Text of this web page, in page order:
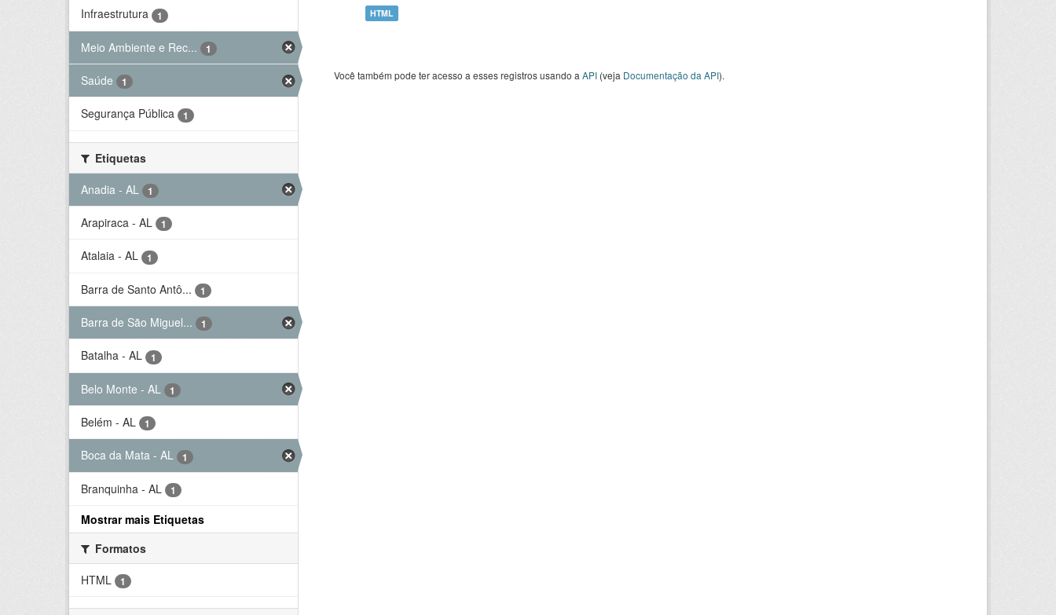
Infraestrutura 1
Meio Ambiente e Rec... 1
Saúde 1
Segurança Pública 1
Etiquetas
Anadia - AL
1
Arapiraca - AL 1
Atalaia - AL 1
Barra de Santo Antô... 1
Barra de São Miguel... 1
Batalha - AL 1
Belo Monte - AL 1
Belém - AL 1
Boca da Mata - AL 1
Branquinha - AL 1
Mostrar mais Etiquetas
Formatos
HTML
1
HTML
Você também pode ter acesso a esses registros usando a API (veja Documentação da API).